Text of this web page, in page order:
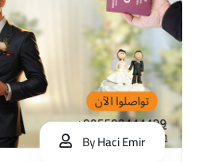
ByHaci Emir